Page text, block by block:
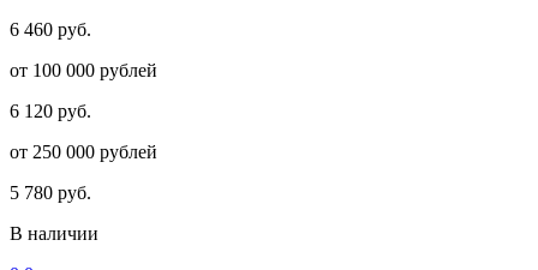
6 460 руб.
от 100 000 рублей
6 120 руб.
от 250 000 рублей
5 780 руб.
В наличии